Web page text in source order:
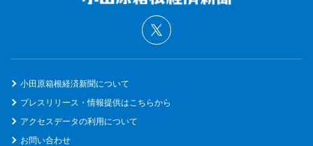
小田原箱根経済新聞について
プレスリリース・情報提供はこちらから
アクセスデータの利用について
お問い合わせ